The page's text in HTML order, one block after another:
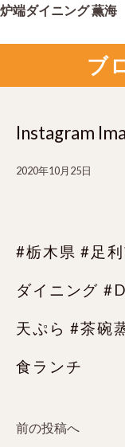
炉端ダイニング 薫海
ブ
Instagram
2020年10月25日
#栃木県 #足
ダイニング
天ぷら #茶碗
食ランチ
前の投稿へ